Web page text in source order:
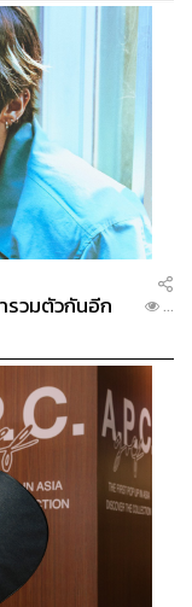
รวมตัวกันอีก
...